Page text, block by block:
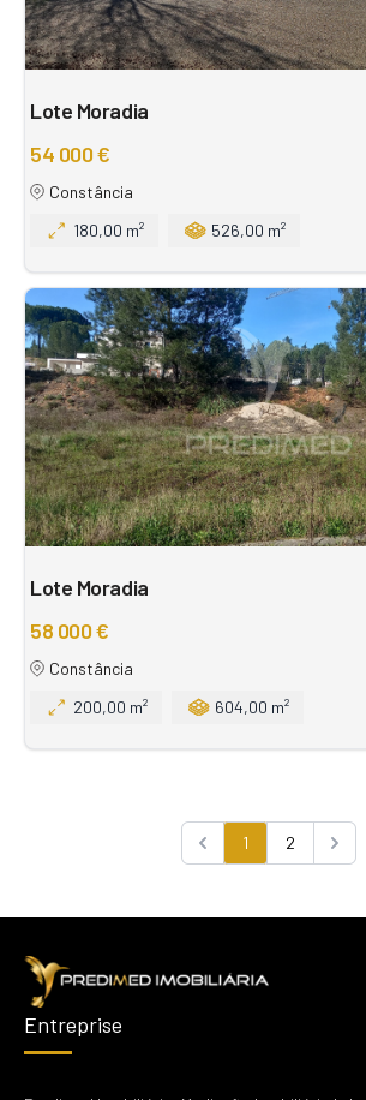
Lote Moradia
54 000 €
Constância
180,00 m²
526,00 m²
Lote Moradia
58 000 €
Constância
200,00 m²
604,00 m²
Previous
1 2
Next
Entreprise